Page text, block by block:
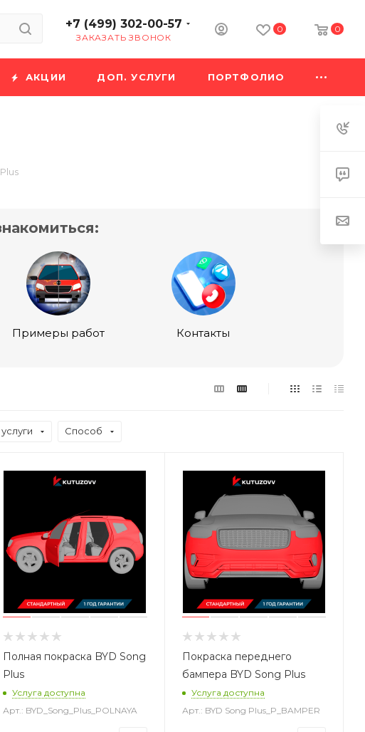
+7 (499) 302-00-57
ЗАКАЗАТЬ ЗВОНОК
0 0
АКЦИИ ДОП. УСЛУГИ ПОРТФОЛИО
Примеры работ Контакты
Способ
Полная покраска BYD Song
Plus
Услуга доступна
Арт.: BYD_Song_Plus_POLNAYA
Покраска переднего
бампера BYD Song Plus
Услуга доступна
Арт.: BYD Song Plus_P_BAMPER